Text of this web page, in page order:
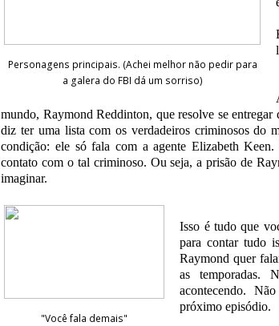
Personagens principais. (Achei melhor não pedir para
a galera do FBI dá um sorriso)
mundo, RaymondReddinton, que resolve se
diz ter uma lista com os verdadeiros criminosos do
condição: ele só fala com a agente Elizabeth
contato com o tal criminoso. Ou seja, a prisão de
imaginar.
"Você fala demais"
Isso é tudo que
para contar tudo
Raymond quer
as temporadas.
acontecendo.
próximo episódio.